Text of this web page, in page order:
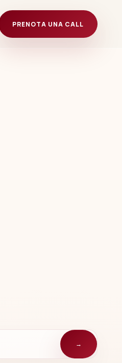
PRENOTA UNA CALL
→